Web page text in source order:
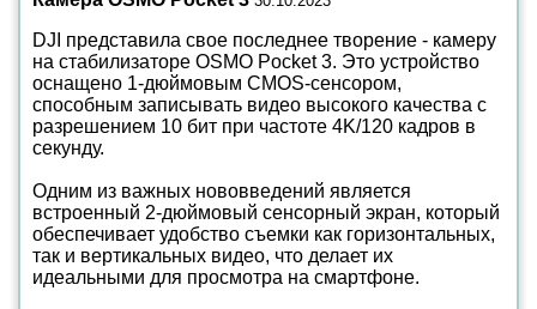
DJI представила свое последнее творение - камеру
на стабилизаторе OSMO Pocket 3. Это устройство
оснащено 1-дюймовым CMOS-сенсором,
способным записывать видео высокого качества с
разрешением 10 бит при частоте 4K/120 кадров в
секунду.
Одним из важных нововведений является
встроенный 2-дюймовый сенсорный экран, который
обеспечивает удобство съемки как горизонтальных,
так и вертикальных видео, что делает их
идеальными для просмотра на смартфоне.